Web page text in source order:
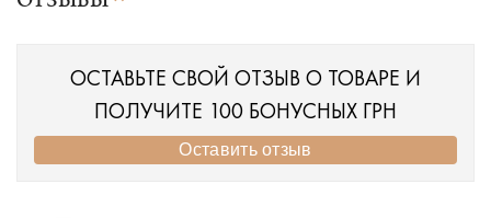
ОСТАВЬТЕ СВОЙ ОТЗЫВ О ТОВАРЕ И
ПОЛУЧИТЕ 100 БОНУСНЫХ ГРН
Оставить отзыв